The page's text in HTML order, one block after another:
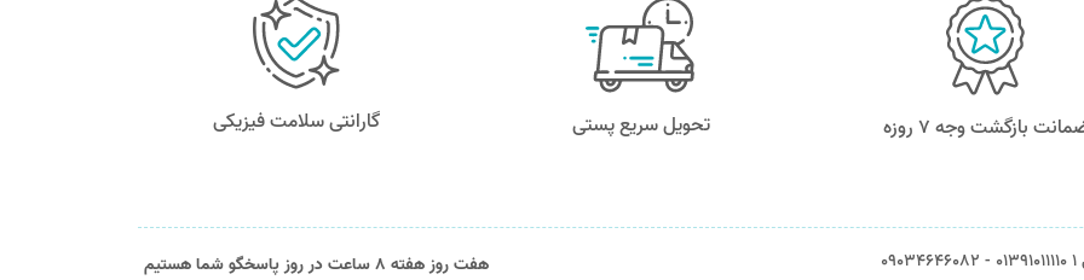
بازگشت وجه ۷ روزه تحویل سریع پستی گارانتی سلامت فیزیکی
هفت روز هفته 8 ساعت در روز پاسخگو شما هستیم